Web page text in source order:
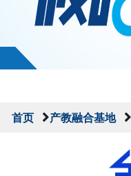
首页 产教融合基地